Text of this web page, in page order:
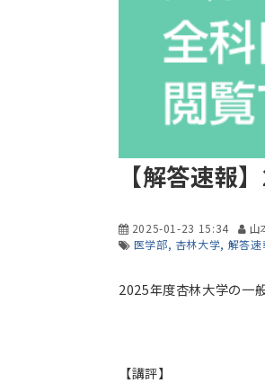
【解答速報
2025-01-23 15:34 山
医学部 杏林大学 解答速
2025年度杏林大学の一
【講評】